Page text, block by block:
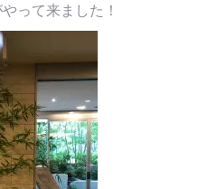
って来ました！